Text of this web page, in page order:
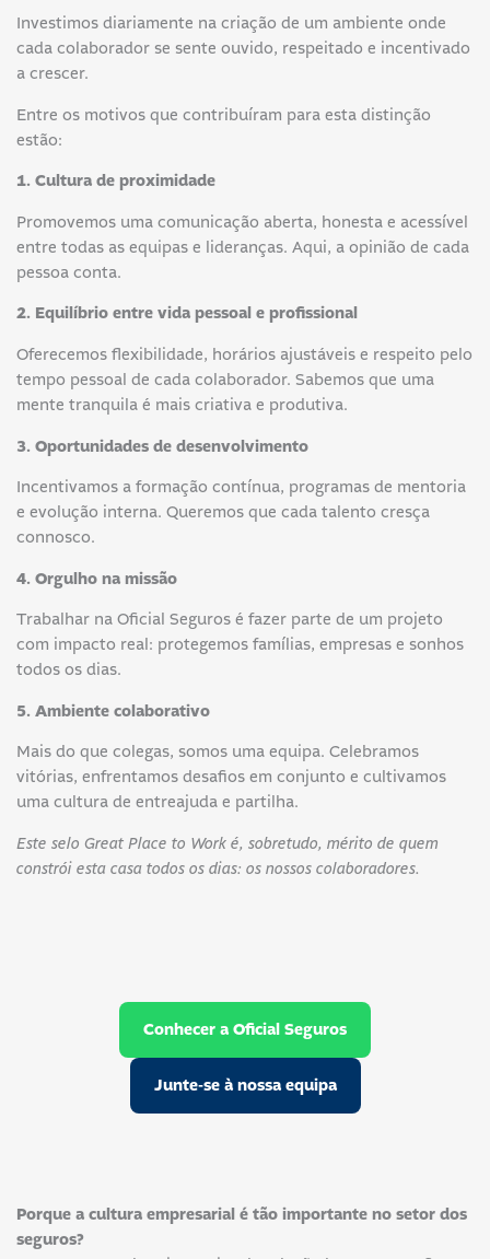
Investimos diariamente na criação de um ambiente onde
cada colaborador se sente ouvido, respeitado e incentivado
a crescer.
Entre os motivos que contribuíram para esta distinção
estão:
1. Cultura de proximidade
Promovemos uma comunicação aberta, honesta e acessível
entre todas as equipas e lideranças. Aqui, a opinião de cada
pessoa conta.
2. Equilíbrio entre vida pessoal e profissional
Oferecemos flexibilidade, horários ajustáveis e respeito pelo
tempo pessoal de cada colaborador. Sabemos que uma
mente tranquila é mais criativa e produtiva.
3. Oportunidades de desenvolvimento
Incentivamos a formação contínua, programas de mentoria
e evolução interna. Queremos que cada talento cresça
connosco.
4. Orgulho na missão
Trabalhar na Oficial Seguros é fazer parte de um projeto
com impacto real: protegemos famílias, empresas e sonhos
todos os dias.
5. Ambiente colaborativo
Mais do que colegas, somos uma equipa. Celebramos
vitórias, enfrentamos desafios em conjunto e cultivamos
uma cultura de entreajuda e partilha.
Este selo Great Place to Work é, sobretudo, mérito de quem
constrói esta casa todos os dias: os nossos colaboradores.
Conhecer a Oficial Seguros
Junte-se à nossa equipa
Porque a cultura empresarial é tão importante no setor dos
seguros?